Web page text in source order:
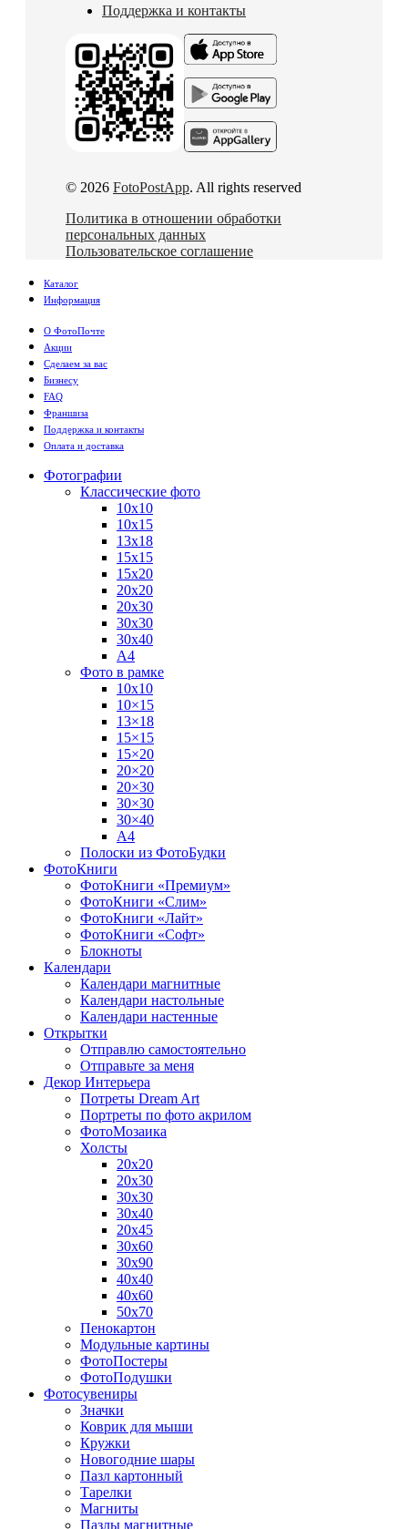
Поддержка и контакты
© 2026 FotoPostApp. All rights reserved
Политика в отношении обработки
персональных данных
Пользовательское соглашение
Каталог
Информация
О ФотоПочте
Акции
Сделаем за вас
Бизнесу
FAQ
Франшиза
Поддержка и контакты
Оплата и доставка
Фотографии
Классические фото
10х10
10х15
13х18
15х15
15х20
20х20
20х30
30х30
30х40
А4
Фото в рамке
10х10
10×15
13×18
15×15
15×20
20×20
20×30
30×30
30×40
A4
Полоски из ФотоБудки
ФотоКниги
ФотоКниги «Премиум»
ФотоКниги «Слим»
ФотоКниги «Лайт»
ФотоКниги «Софт»
Блокноты
Календари
Календари магнитные
Календари настольные
Календари настенные
Открытки
Отправлю самостоятельно
Отправьте за меня
Декор Интерьера
Потреты Dream Art
Портреты по фото акрилом
ФотоМозаика
Холсты
20х20
20х30
30х30
30х40
20х45
30х60
30х90
40х40
40х60
50х70
Пенокартон
Модульные картины
ФотоПостеры
ФотоПодушки
Фотоcувениры
Значки
Коврик для мыши
Кружки
Новогодние шары
Пазл картонный
Тарелки
Магниты
Пазлы магнитные